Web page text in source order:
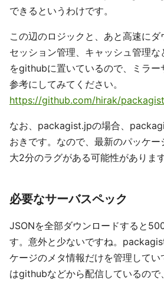
できるというわけです。
この辺のロジックと、あと高速に
セッション管理、キャッシュ管理な
をgithubに置いているので、ミラー
参考にしてみてください。
https://github.com/hirak/
なお、packagist.jpの場合、
おきです。なので、最新のパッケ
大2分のラグがある可能性があります
必要なサーバスペック
JSONを全部ダウンロードすると
す。意外と少ないですね。
ケージのメタ情報だけを管理して
はgithubなどから配信しているので